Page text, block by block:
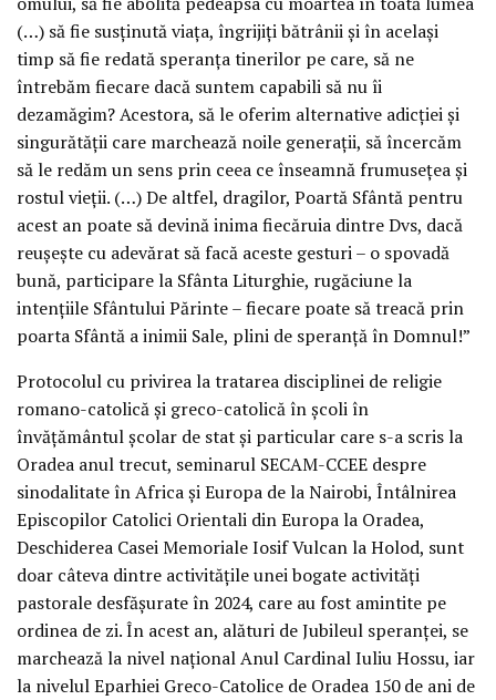
(…) să fie susținută viața, îngrijiți bătrânii și în același
timp să fie redată speranța tinerilor pe care, să ne
întrebăm fiecare dacă suntem capabili să nu îi
dezamăgim? Acestora, să le oferim alternative adicției și
singurătății care marchează noile generații, să încercăm
să le redăm un sens prin ceea ce înseamnă frumusețea și
rostul vieții. (…) De altfel, dragilor, Poartă Sfântă pentru
acest an poate să devină inima fiecăruia dintre Dvs, dacă
reușește cu adevărat să facă aceste gesturi – o spovadă
bună, participare la Sfânta Liturghie, rugăciune la
intențiile Sfântului Părinte – fiecare poate să treacă prin
poarta Sfântă a inimii Sale, plini de speranță în Domnul!”
Protocolul cu privirea la tratarea disciplinei de religie
romano-catolică și greco-catolică în școli în
învățământul școlar de stat și particular care s-a scris la
Oradea anul trecut, seminarul SECAM-CCEE despre
sinodalitate în Africa și Europa de la Nairobi, Întâlnirea
Episcopilor Catolici Orientali din Europa la Oradea,
Deschiderea Casei Memoriale Iosif Vulcan la Holod, sunt
doar câteva dintre activitățile unei bogate activități
pastorale desfășurate în 2024, care au fost amintite pe
ordinea de zi. În acest an, alături de Jubileul speranței, se
marchează la nivel național Anul Cardinal Iuliu Hossu, iar
la nivelul Eparhiei Greco-Catolice de Oradea 150 de ani de